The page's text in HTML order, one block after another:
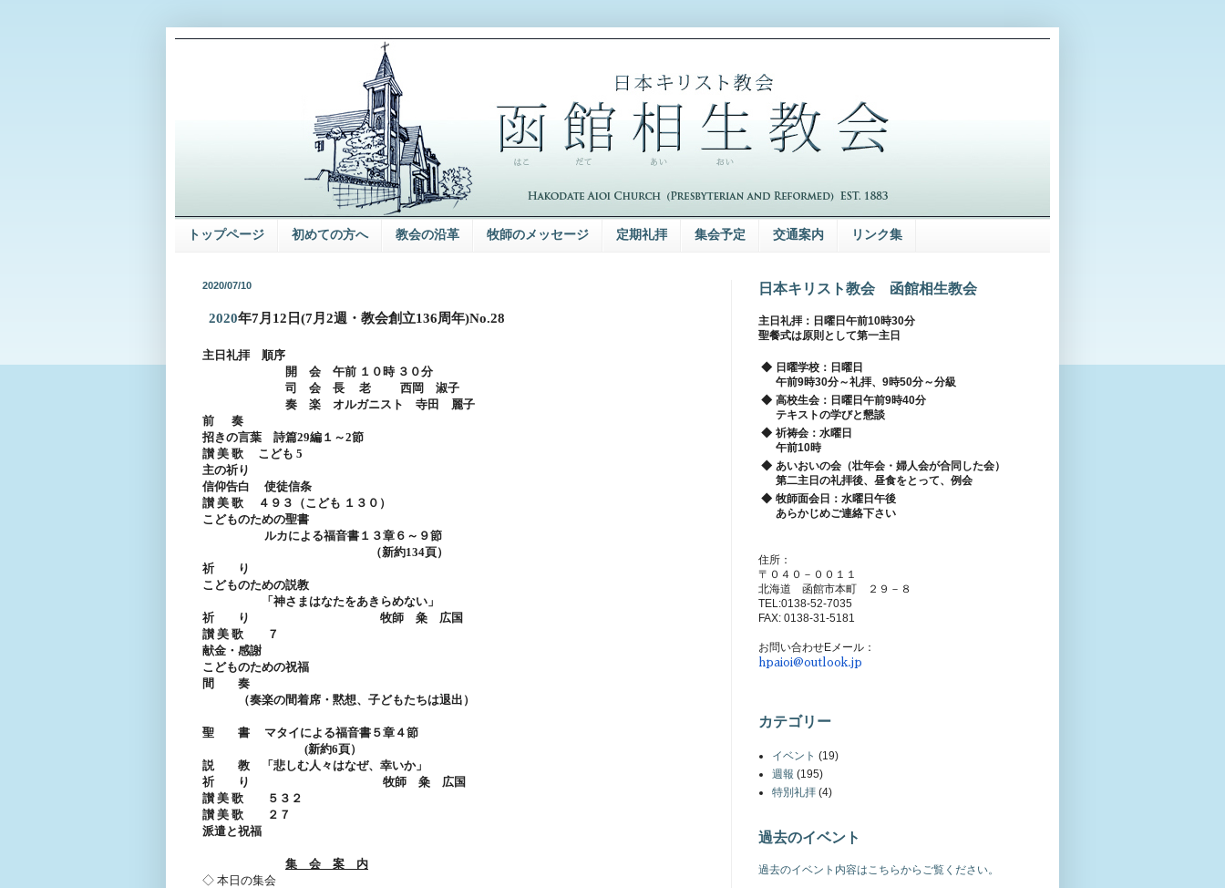
トップページ 初めての方へ 教会の沿革 牧師のメッセージ 定期礼拝 集会予定 交通案内 リンク集
2020/07/10
2020年7月 12 日(7月2週・教会創立136周年)No.28
主日礼拝 順序
開 会 午前 １０時 ３０分
司 会 長 老
西岡 淑子
奏 楽 オルガニスト 寺田 麗子
前 奏
招きの言葉 詩篇29編１～2節
讃 美 歌 こども 5
主の祈り
信仰告白 使徒信条
讃 美 歌 ４９３（こども １３０）
こどものための聖書
ルカによる福音書１３章６～９節
（新約134頁）
祈 り
こどものための説教
「神さまはなたをあきらめない」
祈 り 牧師 粂 広国
讃 美 歌 ７
献金・感謝
こどものための祝福
間 奏
（奏楽の間着席・黙想、子どもたちは退出）
聖 書 マタイによる福音書５章４節
(新約6頁）
説 教 「悲しむ人々はなぜ、幸いか」
祈 り 牧師 粂 広国
讃 美 歌 ５３２
讃 美 歌 ２７
派遣と祝福
集 会 案 内
◇ 本日の集会
日本キリスト教会 函館相生教会
主日礼拝：日曜日午前10時30分
聖餐式は原則として第一主日
◆ 日曜学校：日曜日
午前9時30分～礼拝、9時50分～分級
◆ 高校生会：日曜日午前9時40分
テキストの学びと懇談
◆ 祈祷会：水曜日
午前10時
◆ あいおいの会（壮年会・婦人会が合同した会）
第二主日の礼拝後、昼食をとって、例会
◆ 牧師面会日：水曜日午後
あらかじめご連絡下さい
住所：
〒０４０－００１１
北海道 函館市本町 ２９－８
TEL:0138-52-7035
FAX: 0138-31-5181
お問い合わせEメール：
hpaioi@outlook.jp
カテゴリー
イベント (19)
週報 (195)
特別礼拝 (4)
過去のイベント
過去のイベント内容はこちらからご覧ください。